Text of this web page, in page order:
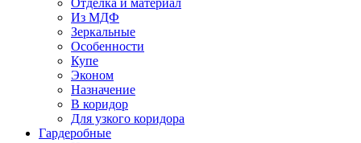
Отделка и материал
Из МДФ
Зеркальные
Особенности
Купе
Эконом
Назначение
В коридор
Для узкого коридора
Гардеробные